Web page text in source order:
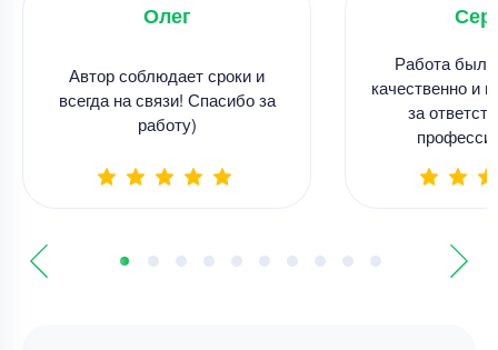
Олег
Автор соблюдает сроки и
всегда на связи! Спасибо за
работу)
Работа
качественно и
за